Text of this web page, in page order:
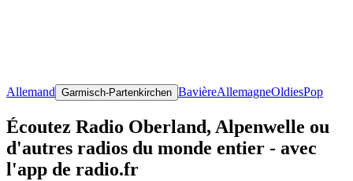
Allemand Garmisch-Partenkirchen BavièreAllemagneOldiesPop
Écoutez Radio Oberland, Alpenwelle ou
d'autres radios du monde entier - avec
l'app de radio.fr